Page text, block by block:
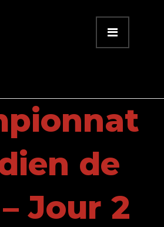
de
Jour 2